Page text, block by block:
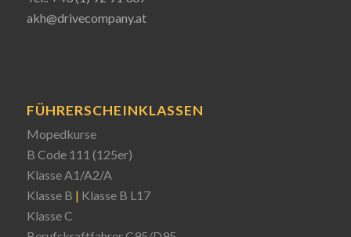
akh@drivecompany.at
FÜHRERSCHEINKLASSEN
Mopedkurse
B Code 111 (125er)
Klasse A1/A2/A
Klasse B | Klasse B L17
Klasse C